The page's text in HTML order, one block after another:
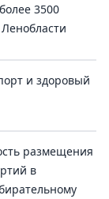
3500
и здоровый
размещения
в